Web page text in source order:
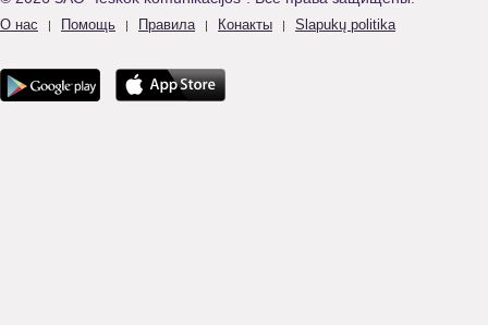
О нас | Помощь | Правила | Конакты | Slapukų politika